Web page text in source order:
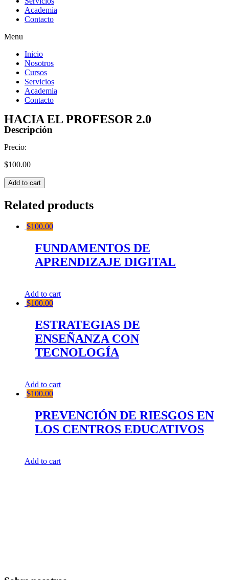
Academia
Contacto
Menu
Inicio
Nosotros
Cursos
Servicios
Academia
Contacto
HACIA EL PROFESOR 2.0
Descripción
Precio:
$100.00
HACIA
EL
PROFESOR
2.0
Add to cart
Related products
$100.00
FUNDAMENTOS DE
APRENDIZAJE DIGITAL
Add to cart
$100.00
ESTRATEGIAS DE
ENSEÑANZA CON
TECNOLOGÍA
Add to cart
$100.00
PREVENCIÓN DE RIESGOS EN
LOS CENTROS EDUCATIVOS
Add to cart